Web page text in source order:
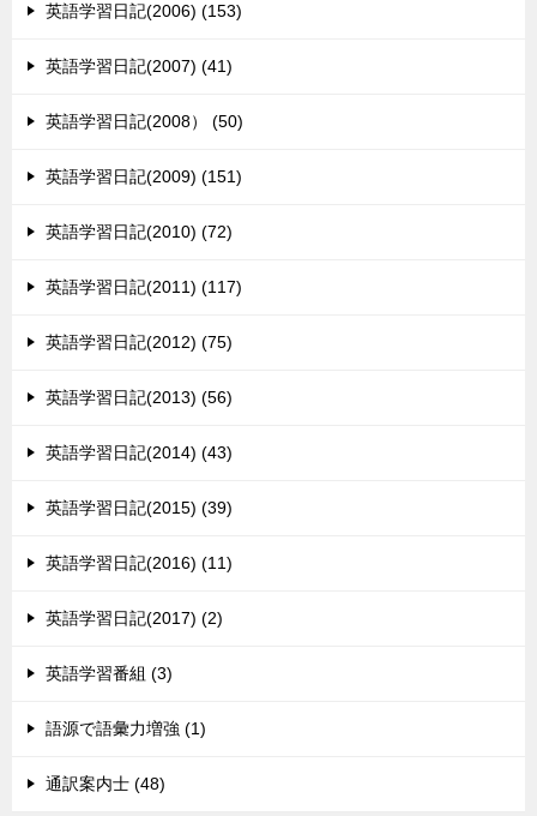
英語学習日記(2006) (153)
英語学習日記(2007) (41)
英語学習日記(2008） (50)
英語学習日記(2009) (151)
英語学習日記(2010) (72)
英語学習日記(2011) (117)
英語学習日記(2012) (75)
英語学習日記(2013) (56)
英語学習日記(2014) (43)
英語学習日記(2015) (39)
英語学習日記(2016) (11)
英語学習日記(2017) (2)
英語学習番組 (3)
語源で語彙力増強 (1)
通訳案内士 (48)